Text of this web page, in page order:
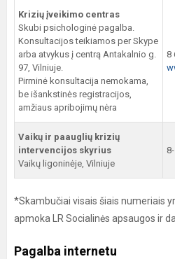
Krizių įveikimo centras
Skubi psichologinė pagalba.
Konsultacijos teikiamos per Skype
arba atvykus į centrą Antakalnio g.
97, Vilniuje.
Pirminė konsultacija nemokama,
be išankstinės registracijos,
amžiaus apribojimų nėra
8
Vaikų ir paauglių krizių
intervencijos skyrius
Vaikų ligoninėje, Vilniuje
*Skambučiai visais šiais numeriais
apmoka LR Socialinės apsaugos ir
Pagalba internetu